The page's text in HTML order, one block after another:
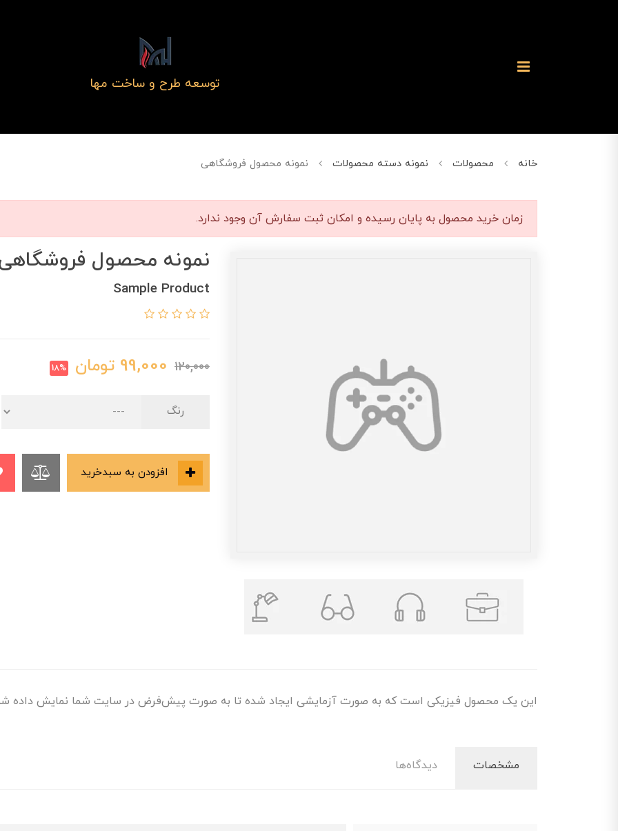
توسعه طرح و ساخت مها
خانه محصولات نمونه دسته محصولات نمونه محصول فروشگاهی
زمان خرید محصول به پایان رسیده و امکان ثبت سفارش آن وجود ندارد.
نمونه محصول
Sample Product
120,000
99,000 تومان 18%
رنگ
این یک محصول فیزیکی است که به صورت آزمایشی ایجاد شده تا به صورت پیش‌فرض در سایت شما نمایش داده
مشخصات دیدگاه‌ها